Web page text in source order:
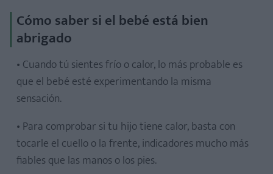
Cómo saber si el bebé está bien
abrigado
• Cuando tú sientes frío o calor, lo más probable es
que el bebé esté experimentando la misma
sensación.
• Para comprobar si tu hijo tiene calor, basta con
tocarle el cuello o la frente, indicadores mucho más
fiables que las manos o los pies.